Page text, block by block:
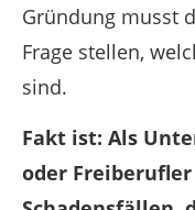
Gründung musst
Frage stellen,
sind.
Fakt ist: Als
oder